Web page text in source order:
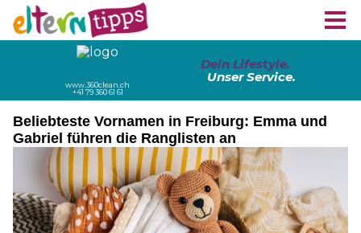
Beliebteste Vornamen in Freiburg: Emma und
Gabriel führen die Ranglisten an